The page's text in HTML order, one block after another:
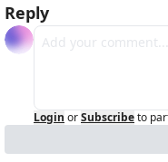
Reply
Login orSubscribeto